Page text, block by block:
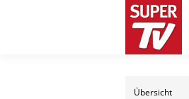
Übersicht